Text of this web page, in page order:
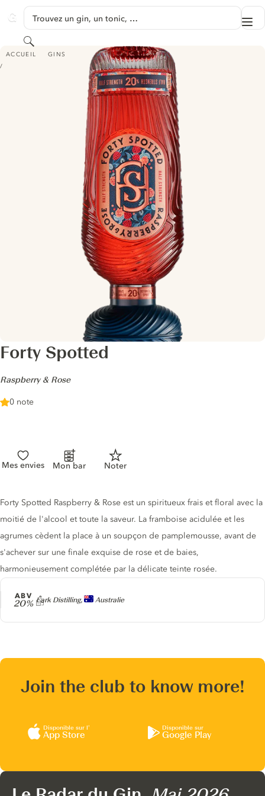
GINVENTORY
Trouvez un gin, un tonic, …
Rechercher
ACCUEIL GINS
FORTY SPOTTED - RASPBERRY & ROSE
Forty Spotted
-
Raspberry & Rose
0 note
Mes envies Mon bar Noter
Producteur
Lark Distilling, Australie
ABV
20%
Description du gin
Forty Spotted Raspberry & Rose est un spiritueux frais et floral avec la
moitié de l'alcool et toute la saveur. La framboise acidulée et les
agrumes cèdent la place à un soupçon de pamplemousse, avant de
s'achever sur une finale exquise de rose et de baies,
harmonieusement complétée par la délicate teinte rosée.
Join the club to know more!
Disponible sur l’
App Store
Disponible sur
Google Play